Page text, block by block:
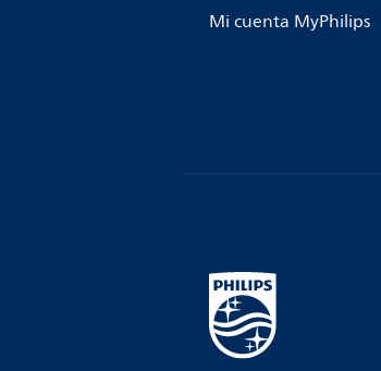
Mi cuenta MyPhilips